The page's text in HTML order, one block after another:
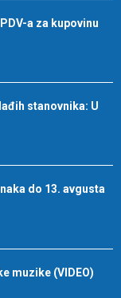
a za kupovinu
stanovnika: U
do 13. avgusta
muzike (VIDEO)